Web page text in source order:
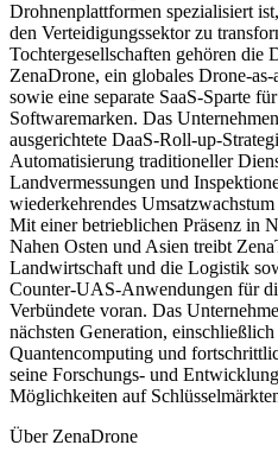
Drohnenplattformen spezialisiert
den Verteidigungssektor zu
Tochtergesellschaften gehören die
ZenaDrone, ein globales Drone-
sowie eine separate SaaS-Sparte
Softwaremarken. Das
ausgerichtete DaaS-Roll-up-
Automatisierung traditioneller
Landvermessungen und
wiederkehrendes
Mit einer betrieblichen Präsenz in
Nahen Osten und Asien treibt
Landwirtschaft und die Logistik
Counter-UAS-Anwendungen für
Verbündete voran. Das
nächsten Generation,
Quantencomputing und
seine Forschungs- und
Möglichkeiten auf
Über ZenaDrone